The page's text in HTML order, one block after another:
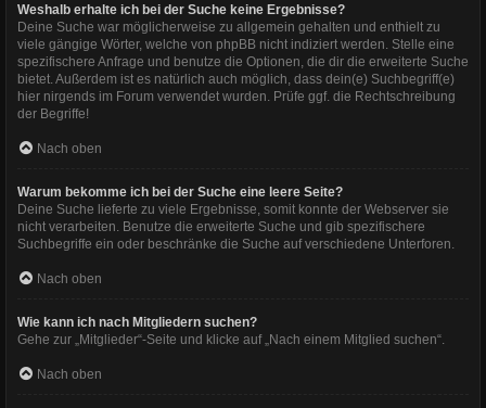
Weshalb erhalte ich bei der Suche keine Ergebnisse?
Deine Suche war möglicherweise zu allgemein gehalten und enthielt zu
viele gängige Wörter, welche von phpBB nicht indiziert werden. Stelle eine
spezifischere Anfrage und benutze die Optionen, die dir die erweiterte Suche
bietet. Außerdem ist es natürlich auch möglich, dass dein(e) Suchbegriff(e)
hier nirgends im Forum verwendet wurden. Prüfe ggf. die Rechtschreibung
der Begriffe!
Nach oben
Warum bekomme ich bei der Suche eine leere Seite?
Deine Suche lieferte zu viele Ergebnisse, somit konnte der Webserver sie
nicht verarbeiten. Benutze die erweiterte Suche und gib spezifischere
Suchbegriffe ein oder beschränke die Suche auf verschiedene Unterforen.
Nach oben
Wie kann ich nach Mitgliedern suchen?
Gehe zur „Mitglieder“-Seite und klicke auf „Nach einem Mitglied suchen“.
Nach oben